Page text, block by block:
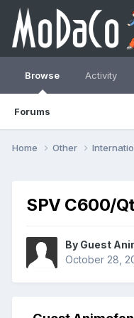
Browse
Forums
Activity
Home Other
SPV C600/
By Guest
October 28,